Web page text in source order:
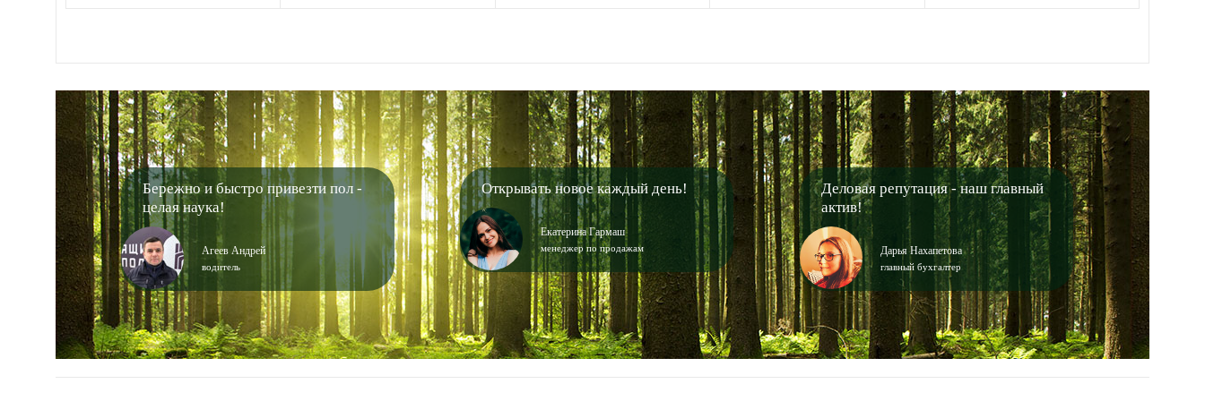
Бережно и быстро привезти пол -
целая наука!
Агеев Андрей
водитель
Открывать новое каждый день!
Екатерина Гармаш
менеджер по продажам
Деловая репутация - наш главный
актив!
Дарья Нахапетова
главный бухгалтер